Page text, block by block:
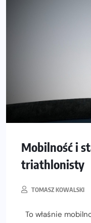
Mobilność i
triathlonisty
TOMASZ KOWALSKI
To właśnie